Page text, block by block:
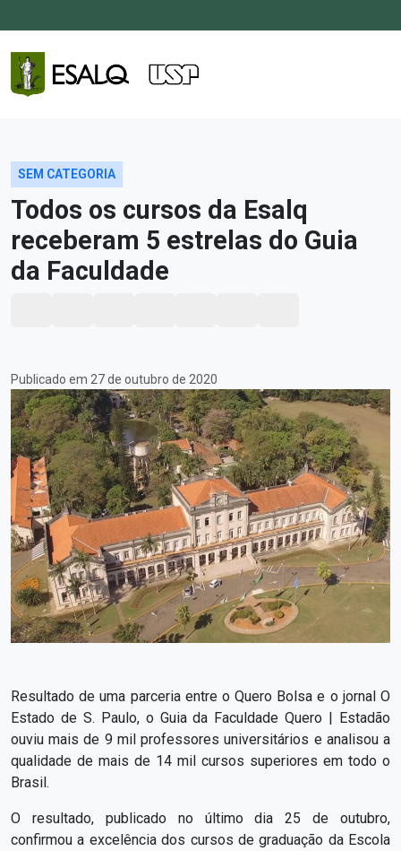
SEM CATEGORIA
Todos os cursos da Esalq
receberam 5 estrelas do Guia
da Faculdade
Publicado em 27 de outubro de 2020
Resultado de uma parceria entre o Quero Bolsa e o jornal O
Estado de S. Paulo, o Guia da Faculdade Quero | Estadão
ouviu mais de 9 mil professores universitários e analisou a
qualidade de mais de 14 mil cursos superiores em todo o
Brasil.
O resultado, publicado no último dia 25 de outubro,
confirmou a excelência dos cursos de graduação da Escola